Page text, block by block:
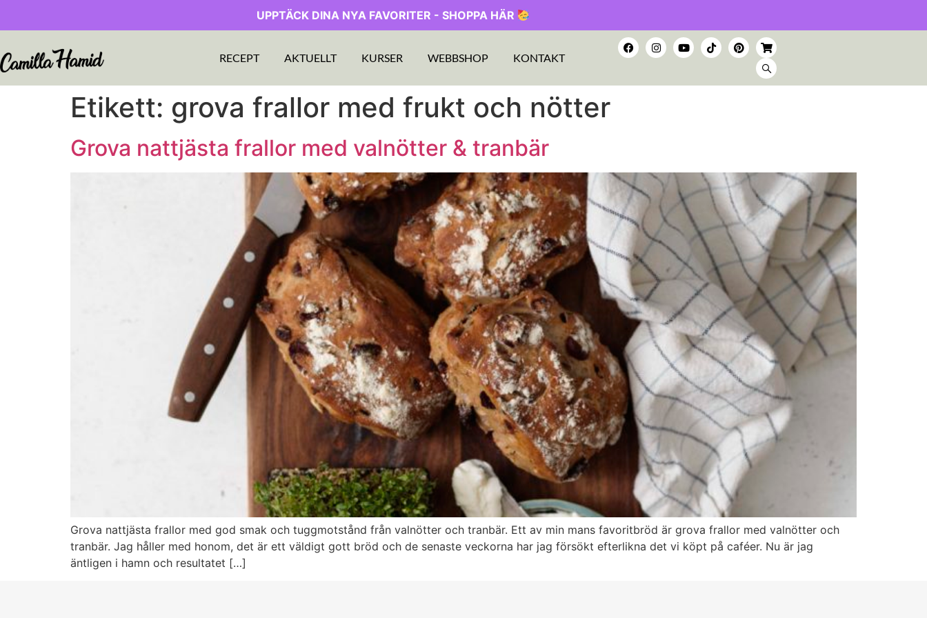
UPPTÄCK DINA NYA FAVORITER - SHOPPA HÄR
RECEPT AKTUELLT KURSER WEBBSHOP KONTAKT
Etikett: grova frallor med frukt och nötter
Grova nattjästa frallor med valnötter & tranbär
Grova nattjästa frallor med god smak och tuggmotstånd från valnötter och tranbär. Ett av min mans favoritbröd är grova frallor med valnötter och
tranbär. Jag håller med honom, det är ett väldigt gott bröd och de senaste veckorna har jag försökt efterlikna det vi köpt på caféer. Nu är jag
äntligen i hamn och resultatet […]